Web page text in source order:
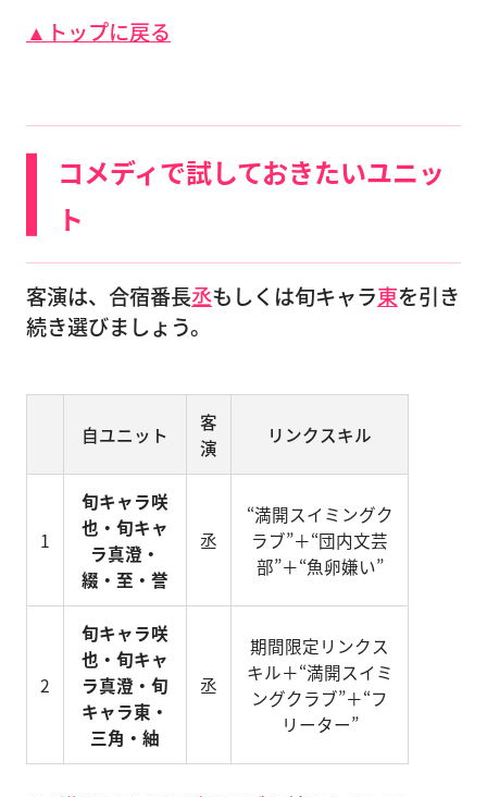
▲トップに戻る
コメディで試しておきたいユニッ
ト
客演は、合宿番長丞もしくは旬キャラ東を引き
続き選びましょう。
自ユニット
客
演
リンクスキル
1
旬キャラ咲
也・旬キャ
ラ真澄・
綴・至・誉
丞
“満開スイミングク
ラブ”＋“団内文芸
部”＋“魚卵嫌い”
2
旬キャラ咲
也・旬キャ
ラ真澄・旬
キャラ東・
三角・紬
丞
期間限定リンクス
キル＋“満開スイミ
ングクラブ”＋“フ
リーター”